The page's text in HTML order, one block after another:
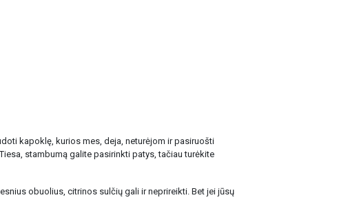
kapoklę, kurios mes, deja, neturėjom ir pasiruošti
stambumą galite pasirinkti patys, tačiau turėkite
obuolius, citrinos sulčių gali ir neprireikti. Bet jei jūsų